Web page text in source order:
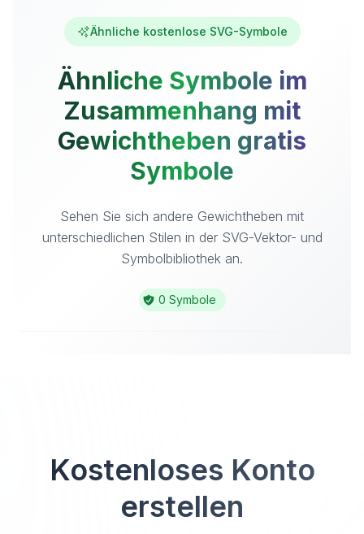
Ähnliche kostenlose SVG-Symbole
Ähnliche Symbole im
Zusammenhang mit
Gewichtheben gratis
Symbole
Sehen Sie sich andere Gewichtheben mit
unterschiedlichen Stilen in der SVG-Vektor- und
Symbolbibliothek an.
0 Symbole
Kostenloses Konto
erstellen